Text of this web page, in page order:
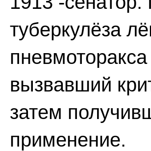
туберкулёза
вызвавший
затем
применение.